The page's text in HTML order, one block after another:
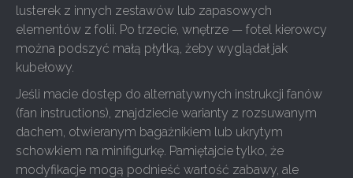
lusterek z innych zestawów lub zapasowych
elementów z folii. Po trzecie, wnętrze — fotel kierowcy
można podszyć małą płytką, żeby wyglądał jak
kubełowy.
Jeśli macie dostęp do alternatywnych instrukcji fanów
(fan instructions), znajdziecie warianty z rozsuwanym
dachem, otwieranym bagażnikiem lub ukrytym
schowkiem na minifigurkę. Pamiętajcie tylko, że
modyfikacje mogą podnieść wartość zabawy, ale